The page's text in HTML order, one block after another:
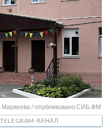
/ опубликовано СИБ.ФМ
КАНАЛ